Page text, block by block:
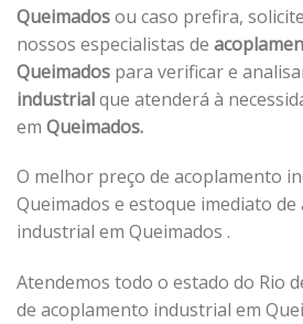
Queimadosou caso prefira,
nossos especialistas de
Queimados para verificar e
industrialque atenderá à
em Queimados.
O melhor preço de acoplamento
Queimados e estoque imediato
industrial em Queimados .
Atendemos todo o estado do Rio
de acoplamento industrial em